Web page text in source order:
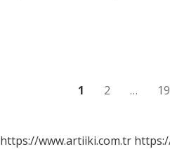
1 2 …
https://www.artiiki.com.tr